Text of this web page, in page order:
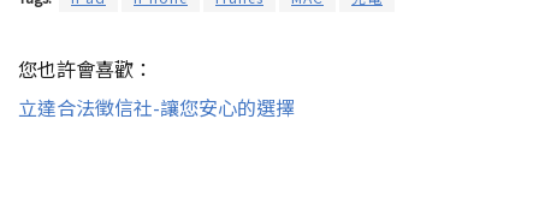
您也許會喜歡：
立達合法徵信社-讓您安心的選擇